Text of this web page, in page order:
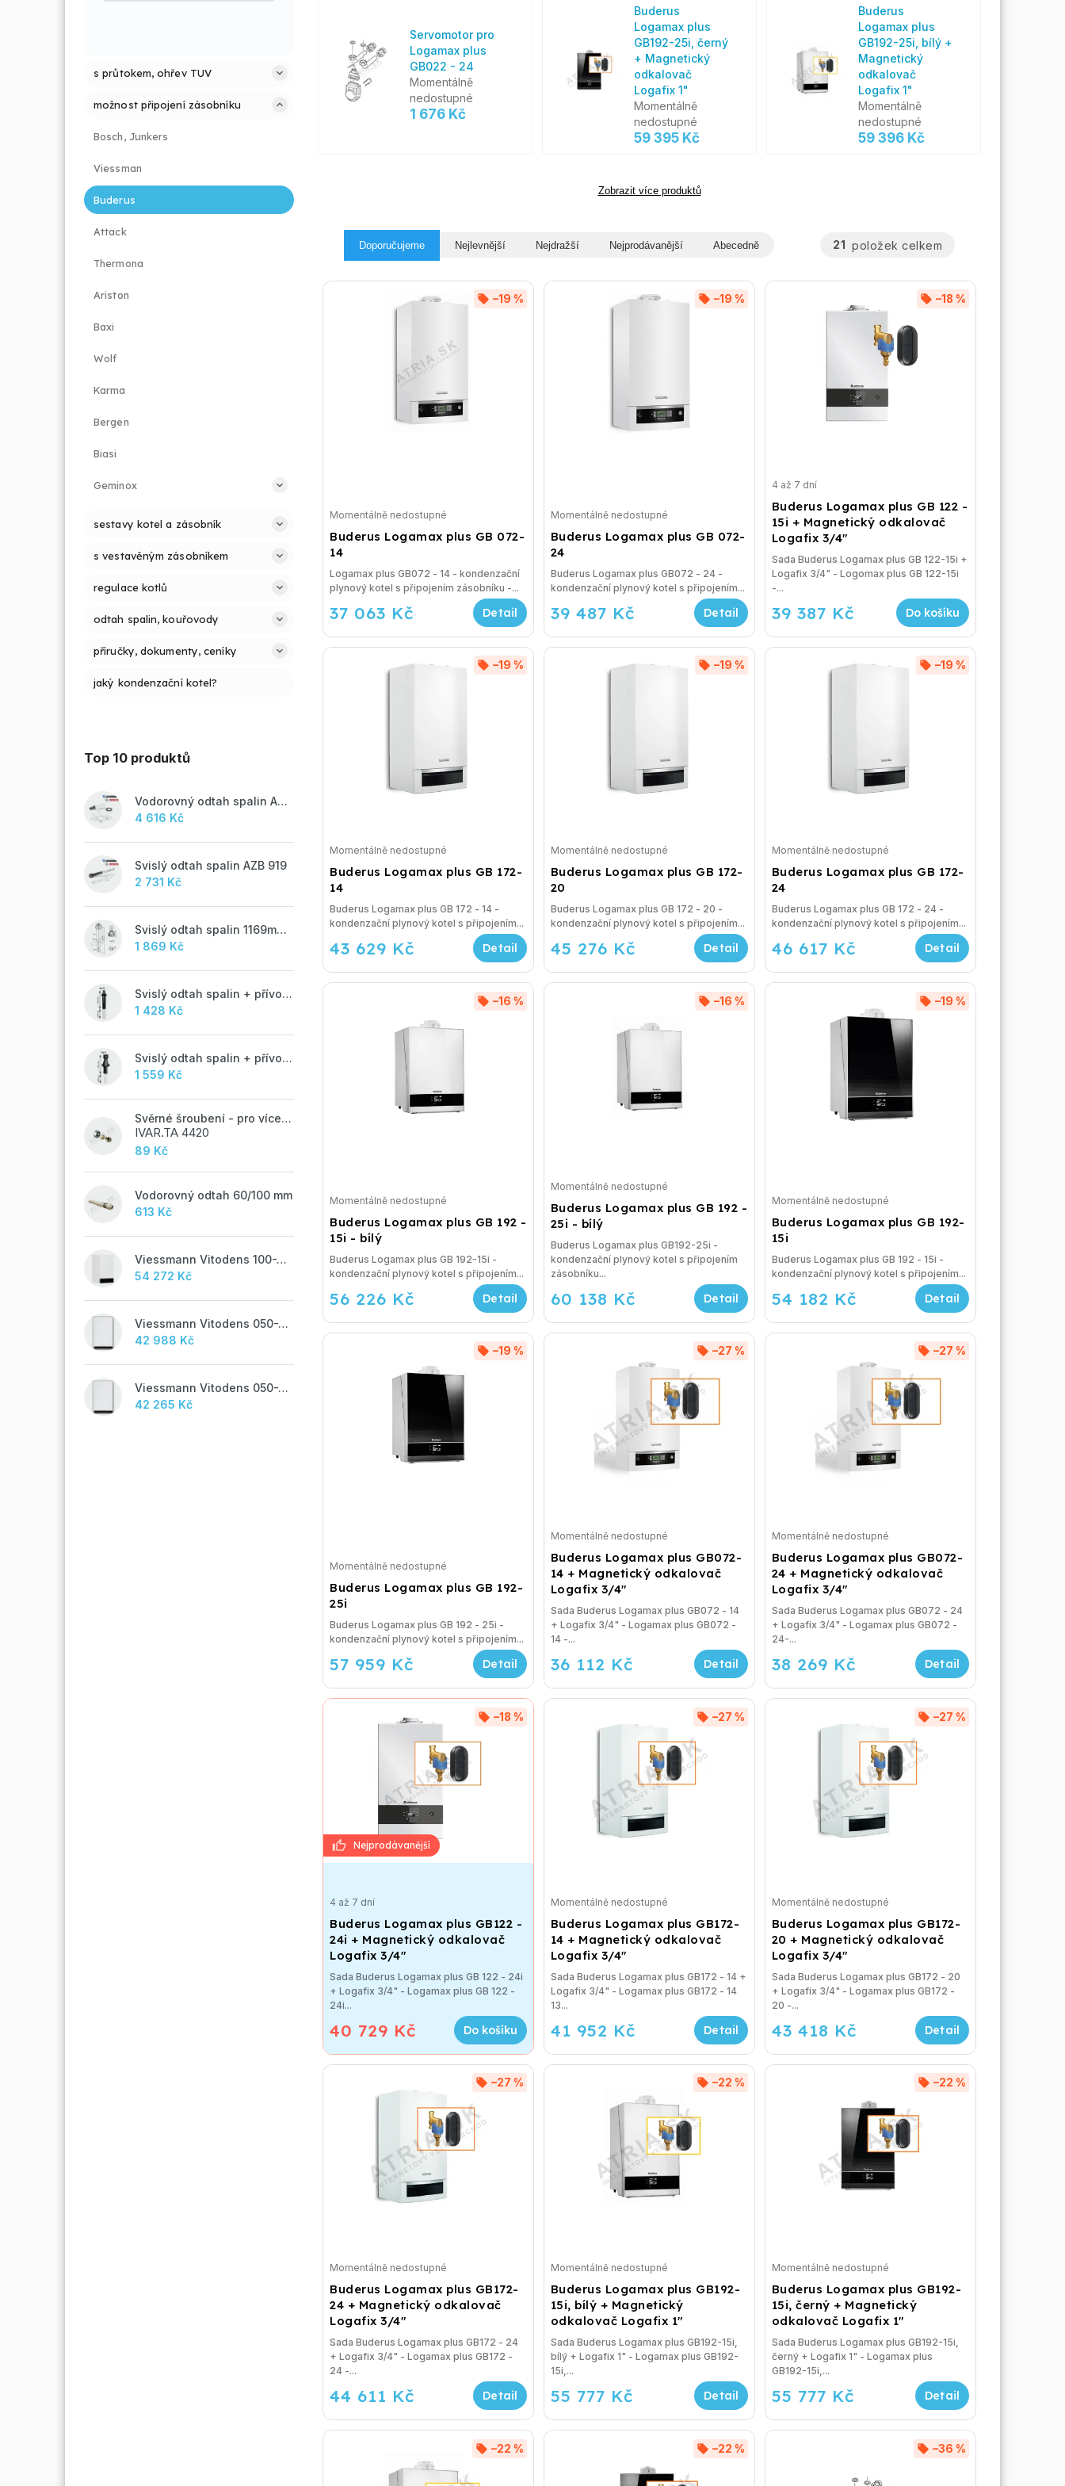
s průtokem, ohřev TUV
možnost připojení zásobníku
Bosch, Junkers
Viessman
Buderus
Attack
Thermona
Ariston
Baxi
Wolf
Karma
Bergen
Biasi
Geminox
sestavy kotel a zásobník
s vestavěným zásobníkem
regulace kotlů
odtah spalin, kouřovody
příručky, dokumenty, ceníky
jaký kondenzační kotel?
Top 10 produktů
Vodorovný odtah spalin AZB 918
4 616 Kč
Svislý odtah spalin AZB 919
2 731 Kč
Svislý odtah spalin 1169mm, AZB 917
1 869 Kč
Svislý odtah spalin + přívod vzduchu 60/100 mm - M
1 428 Kč
Svislý odtah spalin + přívod vzduchu 60/100 mm - A
1 559 Kč
Svěrné šroubení - pro vícevrstvé potrubí ALPEX - 16x2 ALU-EK
IVAR.TA 4420
89 Kč
Vodorovný odtah 60/100 mm
613 Kč
Viessmann Vitodens 100-W, 19 kW
54 272 Kč
Viessmann Vitodens 050-W, 19 kW, TUV
42 988 Kč
Viessmann Vitodens 050-W, 19 kW
42 265 Kč
Servomotor pro
Logamax plus
GB022 - 24
Momentálně
nedostupné
1 676 Kč
Buderus
Logamax plus
GB192-25i, černý
+ Magnetický
odkalovač
Logafix 1"
Momentálně
nedostupné
59 395 Kč
Buderus
Logamax plus
GB192-25i, bílý +
Magnetický
odkalovač
Logafix 1"
Momentálně
nedostupné
59 396 Kč
Zobrazit více produktů
Doporučujeme Nejlevnější Nejdražší Nejprodávanější Abecedně 21 položek celkem
Buderus Logamax plus GB 072-
14
–19 %
Momentálně nedostupné
37 063 Kč
Logamax plus GB072 - 14 - kondenzační
plynový kotel s připojením zásobníku -...
Buderus Logamax plus GB 072-
24
–19 %
Momentálně nedostupné
39 487 Kč
Buderus Logamax plus GB072 - 24 -
kondenzační plynový kotel s připojením...
Buderus Logamax plus GB 122 -
15i + Magnetický odkalovač
Logafix 3/4"
–18 %
4 až 7 dní
39 387 Kč Do košíku
Sada Buderus Logamax plus GB 122-15i +
Logafix 3/4" - Logomax plus GB 122-15i
-...
Buderus Logamax plus GB 172-
14
–19 %
Momentálně nedostupné
43 629 Kč
Buderus Logamax plus GB 172 - 14 -
kondenzační plynový kotel s připojením...
Buderus Logamax plus GB 172-
20
–19 %
Momentálně nedostupné
45 276 Kč
Buderus Logamax plus GB 172 - 20 -
kondenzační plynový kotel s připojením...
Buderus Logamax plus GB 172-
24
–19 %
Momentálně nedostupné
46 617 Kč
Buderus Logamax plus GB 172 - 24 -
kondenzační plynový kotel s připojením...
Buderus Logamax plus GB 192 -
15i - bílý
–16 %
Momentálně nedostupné
56 226 Kč
Buderus Logamax plus GB 192-15i -
kondenzační plynový kotel s připojením...
Buderus Logamax plus GB 192 -
25i - bílý
–16 %
Momentálně nedostupné
60 138 Kč
Buderus Logamax plus GB192-25i -
kondenzační plynový kotel s připojením
zásobníku...
Buderus Logamax plus GB 192-
15i
–19 %
Momentálně nedostupné
54 182 Kč
Buderus Logamax plus GB 192 - 15i -
kondenzační plynový kotel s připojením...
Buderus Logamax plus GB 192-
25i
–19 %
Momentálně nedostupné
57 959 Kč
Buderus Logamax plus GB 192 - 25i -
kondenzační plynový kotel s připojením...
Buderus Logamax plus GB072-
14 + Magnetický odkalovač
Logafix 3/4"
–27 %
Momentálně nedostupné
36 112 Kč
Sada Buderus Logamax plus GB072 - 14
+ Logafix 3/4" - Logamax plus GB072 -
14 -...
Buderus Logamax plus GB072-
24 + Magnetický odkalovač
Logafix 3/4"
–27 %
Momentálně nedostupné
38 269 Kč
Sada Buderus Logamax plus GB072 - 24
+ Logafix 3/4" - Logamax plus GB072 -
24-...
Buderus Logamax plus GB122 -
24i + Magnetický odkalovač
Logafix 3/4"
–18 %
4 až 7 dní
40 729 Kč Do košíku
Sada Buderus Logamax plus GB 122 - 24i
+ Logafix 3/4" - Logamax plus GB 122 -
24i...
Buderus Logamax plus GB172-
14 + Magnetický odkalovač
Logafix 3/4"
–27 %
Momentálně nedostupné
41 952 Kč
Sada Buderus Logamax plus GB172 - 14 +
Logafix 3/4" - Logamax plus GB172 - 14
13...
Buderus Logamax plus GB172-
20 + Magnetický odkalovač
Logafix 3/4"
–27 %
Momentálně nedostupné
43 418 Kč
Sada Buderus Logamax plus GB172 - 20
+ Logafix 3/4" - Logamax plus GB172 -
20 -...
Buderus Logamax plus GB172-
24 + Magnetický odkalovač
Logafix 3/4"
–27 %
Momentálně nedostupné
44 611 Kč
Sada Buderus Logamax plus GB172 - 24
+ Logafix 3/4" - Logamax plus GB172 -
24 -...
Buderus Logamax plus GB192-
15i, bílý + Magnetický
odkalovač Logafix 1"
–22 %
Momentálně nedostupné
55 777 Kč
Sada Buderus Logamax plus GB192-15i,
bílý + Logafix 1" - Logamax plus GB192-
15i,...
Buderus Logamax plus GB192-
15i, černý + Magnetický
odkalovač Logafix 1"
–22 %
Momentálně nedostupné
55 777 Kč
Sada Buderus Logamax plus GB192-15i,
černý + Logafix 1" - Logamax plus
GB192-15i,...
–22 % –22 % –36 %